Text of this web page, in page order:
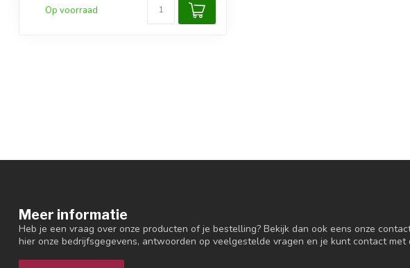
Op voorraad
Meer informatie
Heb je een vraag over onze producten of je bestelling? Bekijk dan ook eens onze
hier onze bedrijfsgegevens, antwoorden op veelgestelde vragen en je kunt contact met